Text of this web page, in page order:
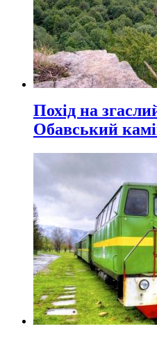
Похід на
Обавський